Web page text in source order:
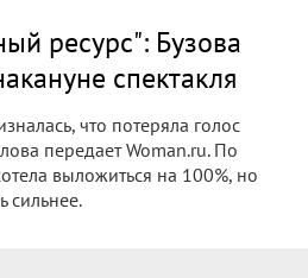
специальным
гортань
в гримерке перед выходом